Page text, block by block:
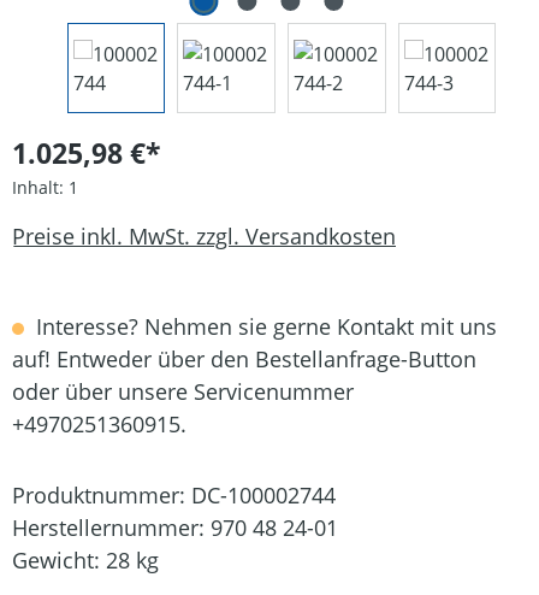
1.025,98 €*
Inhalt: 1
Preise inkl. MwSt. zzgl. Versandkosten
Interesse? Nehmen sie gerne Kontakt mit uns
auf! Entweder über den Bestellanfrage-Button
oder über unsere Servicenummer
+4970251360915.
Produktnummer: DC-100002744
Herstellernummer: 970 48 24-01
Gewicht: 28 kg